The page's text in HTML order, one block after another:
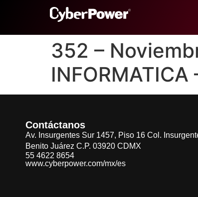
352 –
Contáctanos
Av. Insurgentes Sur 1457, Piso 16 Col.
Benito Juárez C.P. 03920 CDMX
55 4622 8654
www.cyberpower.com/mx/es